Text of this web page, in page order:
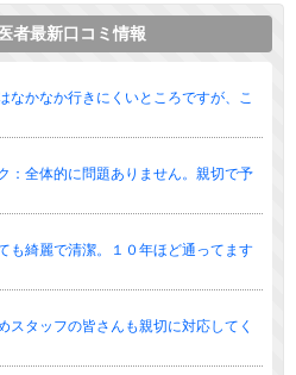
者最新口コミ情報
なかなか行きにくいところですが、こ
：全体的に問題ありません。親切で予
も綺麗で清潔。１０年ほど通ってます
スタッフの皆さんも親切に対応してく